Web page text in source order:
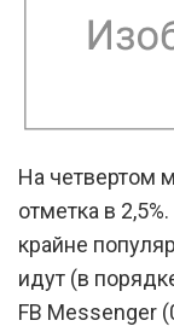
На четвертом
отметка в
крайне
идут (в
FB Messenger